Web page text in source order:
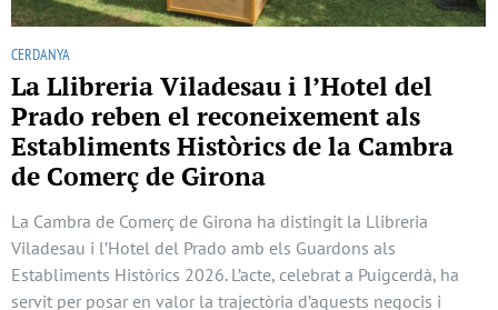
CERDANYA
La Llibreria Viladesau i l’Hotel del
Prado reben el reconeixement als
Establiments Històrics de la Cambra
de Comerç de Girona
La Cambra de Comerç de Girona ha distingit la Llibreria
Viladesau i l’Hotel del Prado amb els Guardons als
Establiments Històrics 2026. L’acte, celebrat a Puigcerdà, ha
servit per posar en valor la trajectòria d’aquests negocis i